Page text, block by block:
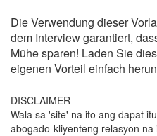
Die Verwendung dieser
dem Interview garantiert,
Mühe sparen! Laden Sie
eigenen Vorteil einfach
DISCLAIMER
Wala sa 'site' na ito ang dapat
abogado-kliyenteng relasyon na